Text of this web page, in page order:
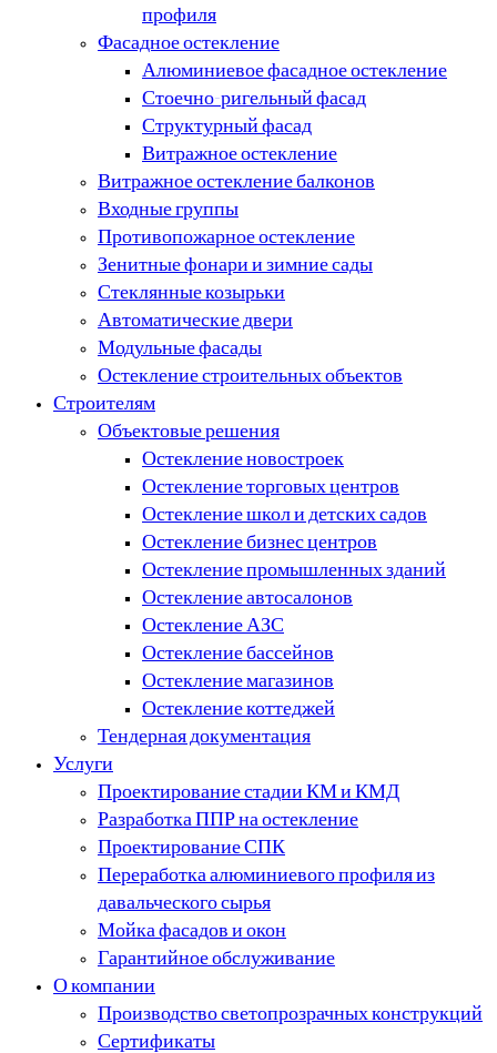
профиля
Фасадное остекление
Алюминиевое фасадное остекление
Стоечно-ригельный фасад
Структурный фасад
Витражное остекление
Витражное остекление балконов
Входные группы
Противопожарное остекление
Зенитные фонари и зимние сады
Стеклянные козырьки
Автоматические двери
Модульные фасады
Остекление строительных объектов
Строителям
Объектовые решения
Остекление новостроек
Остекление торговых центров
Остекление школ и детских садов
Остекление бизнес центров
Остекление промышленных зданий
Остекление автосалонов
Остекление АЗС
Остекление бассейнов
Остекление магазинов
Остекление коттеджей
Тендерная документация
Услуги
Проектирование стадии КМ и КМД
Разработка ППР на остекление
Проектирование СПК
Переработка алюминиевого профиля из
давальческого сырья
Мойка фасадов и окон
Гарантийное обслуживание
О компании
Производство светопрозрачных конструкций
Сертификаты